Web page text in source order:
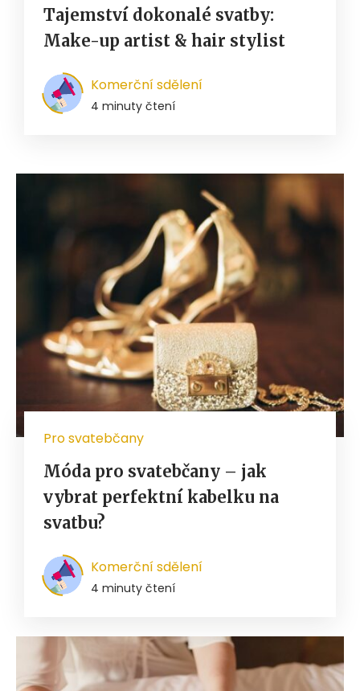
Tajemství dokonalé svatby:
Make-up artist & hair stylist
Komerční sdělení
4 minuty čtení
Pro svatebčany
Móda pro svatebčany – jak
vybrat perfektní kabelku na
svatbu?
Komerční sdělení
4 minuty čtení